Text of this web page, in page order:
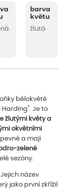
barva
květu
žlutá
bělokvěté
Je to
žlutými květy a
okvětními
pevné a mají
zelené
sezóny.
název
jako první zkřížil